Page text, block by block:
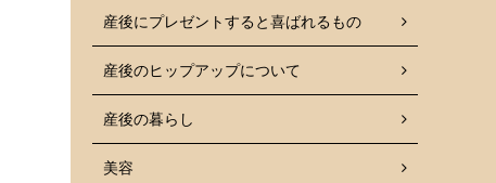
産後にプレゼントすると喜ばれるもの
産後のヒップアップについて
産後の暮らし
美容